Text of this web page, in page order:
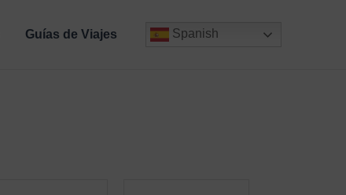
Guías de Viajes Spanish